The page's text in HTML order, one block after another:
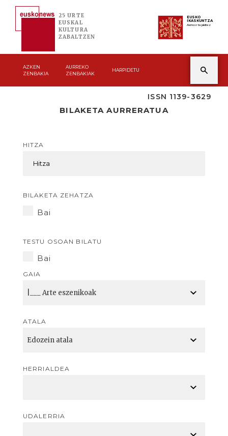
25 URTE
EUSKAL
KULTURA
ZABALTZEN
EUSKO
IKASKUNTZA
Asmoz ta jakitez
AZKEN
ZENBAKIA
AURREKO
ZENBAKIAK
HARPIDETU
ISSN 1139-3629
BILAKETA AURRERATUA
HITZA
BILAKETA ZEHATZA
Bai
TESTU OSOAN BILATU
Bai
GAIA
ATALA
HERRIALDEA
UDALERRIA